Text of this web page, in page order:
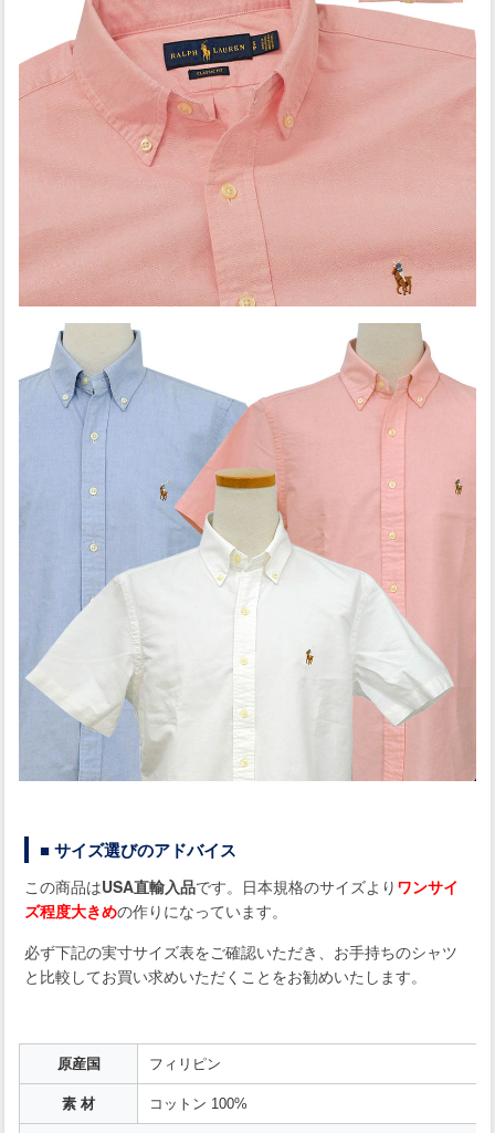
■ サイズ選びのアドバイス
この商品はUSA直輸入品です。日本規格のサイズより ワンサイ
ズ程度大きめの作りになっています。
必ず下記の実寸サイズ表をご確認いただき、お手持ちのシャツ
と比較してお買い求めいただくことをお勧めいたします。
原産国 フィリピン
素 材 コットン 100%